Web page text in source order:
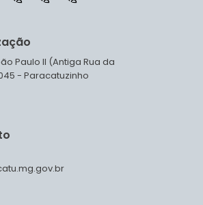
Paulo II (Antiga Rua da
- Paracatuzinho